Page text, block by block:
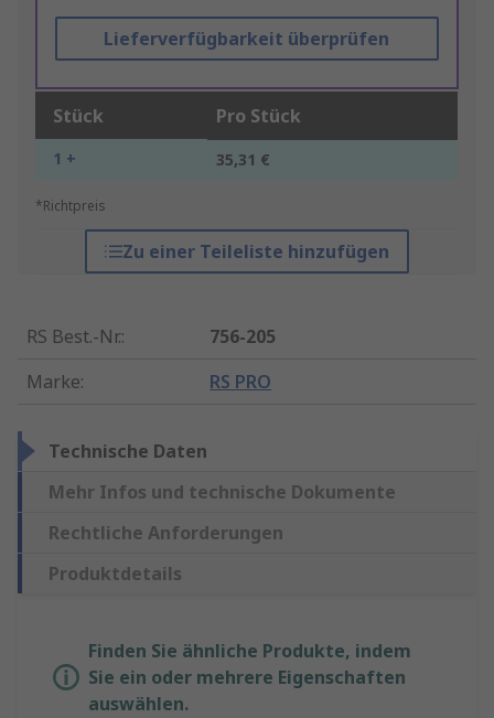
Lieferverfügbarkeit überprüfen
Stück Pro Stück
1 + 35,31 €
*Richtpreis
Zu einer Teileliste hinzufügen
RS Best.-Nr.:
756-205
Marke: RS PRO
Technische Daten
Mehr Infos und technische Dokumente
Rechtliche Anforderungen
Produktdetails
Finden Sie ähnliche Produkte, indem
Sie ein oder mehrere Eigenschaften
auswählen.